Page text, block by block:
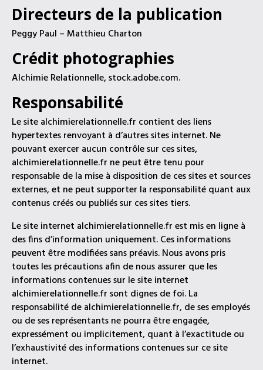
Directeurs de la publication
Peggy Paul – Matthieu Charton
Crédit photographies
Alchimie Relationnelle, stock.adobe.com.
Responsabilité
Le site alchimierelationnelle.fr contient des liens
hypertextes renvoyant à d’autres sites internet. Ne
pouvant exercer aucun contrôle sur ces sites,
alchimierelationnelle.fr ne peut être tenu pour
responsable de la mise à disposition de ces sites et sources
externes, et ne peut supporter la responsabilité quant aux
contenus créés ou publiés sur ces sites tiers.
Le site internet alchimierelationnelle.fr est mis en ligne à
des fins d’information uniquement. Ces informations
peuvent être modifiées sans préavis. Nous avons pris
toutes les précautions afin de nous assurer que les
informations contenues sur le site internet
alchimierelationnelle.fr sont dignes de foi. La
responsabilité de alchimierelationnelle.fr, de ses employés
ou de ses représentants ne pourra être engagée,
expressément ou implicitement, quant à l’exactitude ou
l’exhaustivité des informations contenues sur ce site
internet.